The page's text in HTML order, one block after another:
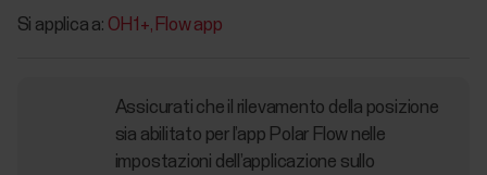
Si applica a: OH1+ Flow app
Assicurati che il rilevamento della posizione
sia abilitato per l’app Polar Flow nelle
impostazioni dell’applicazione sullo